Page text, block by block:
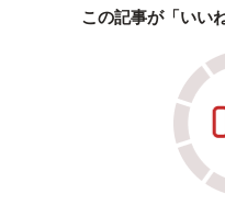
この記事が「いい